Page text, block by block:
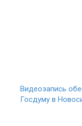
Видеозапись
Госдуму в